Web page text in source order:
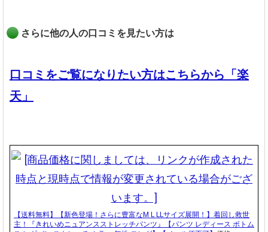
さらに他の人の口コミを見たい方は
口コミをご覧になりたい方はこちらから「楽
天」
【送料無料】【新色登場！さらに豊富なM L LLサイズ展開！】着回し救世
主！『きれいめニュアンスストレッチパンツ』【パンツ レディース ボトム